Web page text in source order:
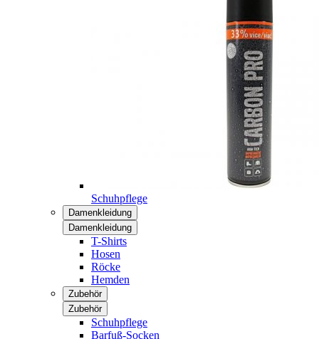
Schuhpflege
Damenkleidung
Damenkleidung
T-Shirts
Hosen
Röcke
Hemden
Zubehör
Zubehör
Schuhpflege
Barfuß-Socken